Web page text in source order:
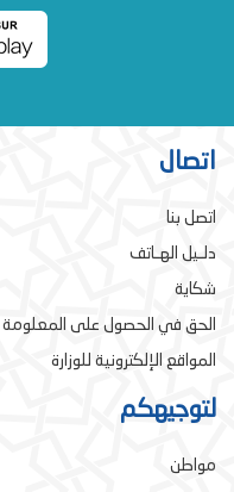
اتصال
اتصل بنا
دلـيل الهـاتف
شكاية
الحق في الحصول على المعلومة
المواقع الإلكترونية للوزارة
لتوجيهكم
مواطن